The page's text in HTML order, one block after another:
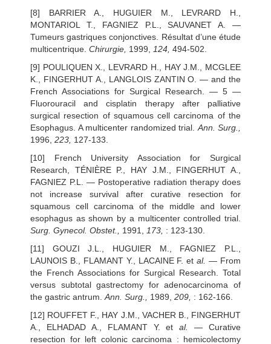
[8] BARRIER A., HUGUIER M., LEVRARD H.,
MONTARIOL T., FAGNIEZ P.L., SAUVANET A. —
Tumeurs gastriques conjonctives. Résultat d’une étude
multicentrique. Chirurgie, 1999, 124, 494-502.
[9] POULIQUEN X., LEVRARD H., HAY J.M., MCGLEE
K., FINGERHUT A., LANGLOIS ZANTIN O. — and the
French Associations for Surgical Research. — 5 —
Fluorouracil and cisplatin therapy after palliative
surgical resection of squamous cell carcinoma of the
Esophagus. A multicenter randomized trial. Ann. Surg.,
1996, 223, 127-133.
[10] French University Association for Surgical
Research, TÉNIÈRE P., HAY J.M., FINGERHUT A.,
FAGNIEZ P.L. — Postoperative radiation therapy does
not increase survival after curative resection for
squamous cell carcinoma of the middle and lower
esophagus as shown by a multicenter controlled trial.
Surg. Gynecol. Obstet., 1991, 173, : 123-130.
[11] GOUZI J.L., HUGUIER M., FAGNIEZ P.L.,
LAUNOIS B., FLAMANT Y., LACAINE F. etal.— From
the French Associations for Surgical Research. Total
versus subtotal gastrectomy for adenocarcinoma of
the gastric antrum. Ann. Surg., 1989, 209, : 162-166.
[12] ROUFFET F., HAY J.M., VACHER B., FINGERHUT
A., ELHADAD A., FLAMANT Y. etal.— Curative
resection for left colonic carcinoma : hemicolectomy